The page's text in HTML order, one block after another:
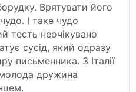
Врятувати його
І таке чудо
тесть неочікувано
сусід, який одразу
письменника. З Італії
дружина